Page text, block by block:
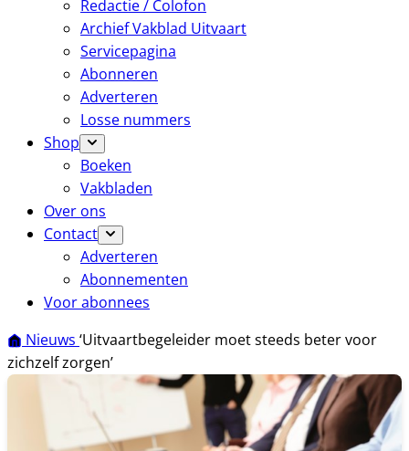
Redactie / Colofon
Archief Vakblad Uitvaart
Servicepagina
Abonneren
Adverteren
Losse nummers
Shop
Boeken
Vakbladen
Over ons
Contact
Adverteren
Abonnementen
Voor abonnees
Nieuws ‘Uitvaartbegeleider moet steeds beter voor
zichzelf zorgen’